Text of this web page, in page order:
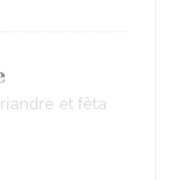
et fêta